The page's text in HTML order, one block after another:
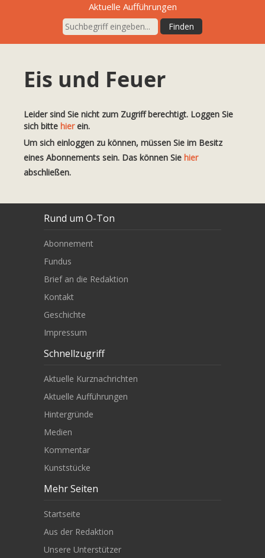
Aktuelle Aufführungen
Eis und Feuer
Leider sind Sie nicht zum Zugriff berechtigt. Loggen Sie
sich bitte hierein.
Um sich einloggen zu können, müssen Sie im Besitz
eines Abonnements sein. Das können Sie hier
abschließen.
Rund um O-Ton
Abonnement
Fundus
Brief an die Redaktion
Kontakt
Geschichte
Impressum
Schnellzugriff
Aktuelle Kurznachrichten
Aktuelle Aufführungen
Hintergründe
Medien
Kommentar
Kunststücke
Mehr Seiten
Startseite
Aus der Redaktion
Unsere Unterstützer